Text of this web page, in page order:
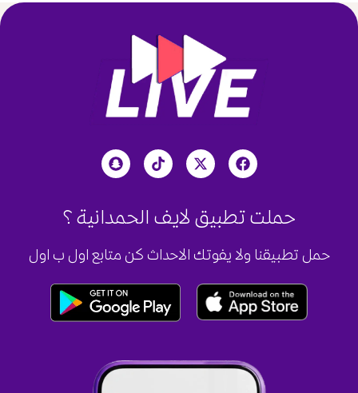
حملت تطبيق لايف الحمدانية؟
حمل تطبيقنا ولا يفوتك الاحداث كن متابع اول ب اول